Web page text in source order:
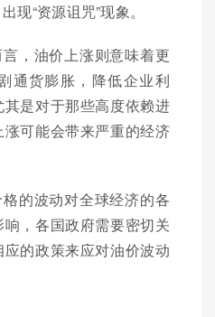
现“资源诅咒”现象。
，油价上涨则意味着更
通货膨胀，降低企业利
是对于那些高度依赖进
可能会带来严重的经济
的波动对全球经济的各
，各国政府需要密切关
的政策来应对油价波动